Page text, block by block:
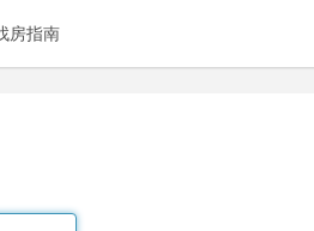
房指南